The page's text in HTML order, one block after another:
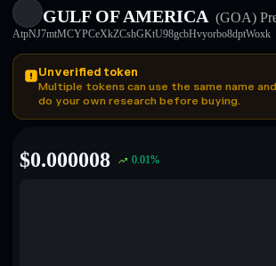
GULF OF AMERICA (GOA)
AtpNJ7mtMCYPCeXkZCshGKtU98gcbHvyorbo8dptWoxk
Unverified token
Multiple tokens can use the same name
do your own research before buying.
$0.000008 0.01%